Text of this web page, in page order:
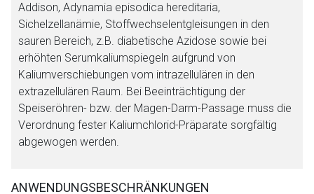
Addison, Adynamia episodica hereditaria,
Sichelzellanämie, Stoffwechselentgleisungen in den
sauren Bereich, z.B. diabetische Azidose sowie bei
erhöhten Serumkaliumspiegeln aufgrund von
Kaliumverschiebungen vom intrazellulären in den
extrazellulären Raum. Bei Beeinträchtigung der
Speiseröhren- bzw. der Magen-Darm-Passage muss die
Verordnung fester Kaliumchlorid-Präparate sorgfältig
abgewogen werden.
ANWENDUNGSBESCHRÄNKUNGEN